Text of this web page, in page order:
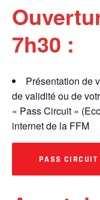
7h30 :
Présentation de
de validité ou de
« Pass Circuit »
internet de la FFM
PASS CIRCUIT